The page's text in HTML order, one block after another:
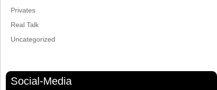
Privates
Real Talk
Uncategorized
Social-Media